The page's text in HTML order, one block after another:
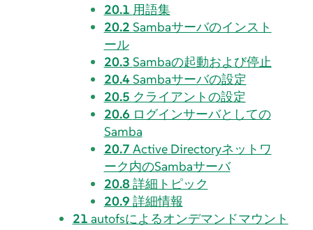
20.1 用語集
20.2 Sambaサーバのインスト
ール
20.3 Sambaの起動および停止
20.4Sambaサーバの設定
20.5 クライアントの設定
20.6 ログインサーバとしての
Samba
20.7 Active Directoryネットワ
ーク内のSambaサーバ
20.8 詳細トピック
20.9 詳細情報
21 autofsによるオンデマンドマウント